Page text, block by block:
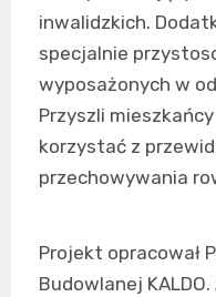
inwalidzkich.
specjalnie
wyposażonych w
Przyszli
korzystać z
przechowywania
Projekt opracował
Budowlanej